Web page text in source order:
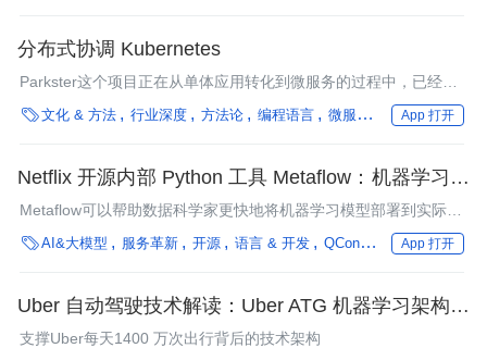
分布式协调 Kubernetes
Parkster这个项目正在从单体应用转化到微服务的过程中，已经使
用Kubernetes有一段时间了
文化 & 方法 行业深度 方法论 编程语言 微服务 在离线混部
App 打开
Netflix 开源内部 Python 工具 Metaflow：机器学习项
目部署时间从四个月缩短至 7 天
Metaflow可以帮助数据科学家更快地将机器学习模型部署到实际生
产环境。
AI&大模型 服务革新 开源 语言 & 开发 QCon 机器学习/深度学
App 打开
Uber 自动驾驶技术解读：Uber ATG 机器学习架构与
版本控制平台
支撑Uber每天1400 万次出行背后的技术架构